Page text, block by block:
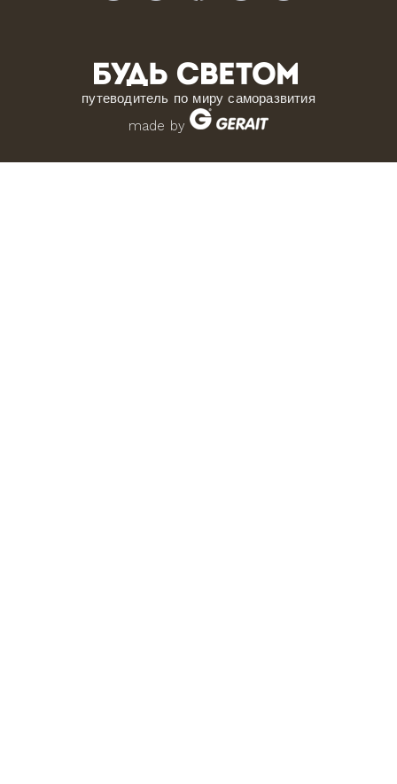
путеводитель по миру саморазвития
made by